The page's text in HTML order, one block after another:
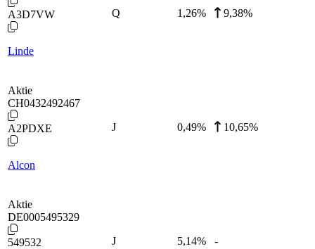
A3D7VW
Linde
Q 1,26% 9,38%
Aktie
CH0432492467
A2PDXE
Alcon
J 0,49% 10,65%
Aktie
DE0005495329
549532 J 5,14% -